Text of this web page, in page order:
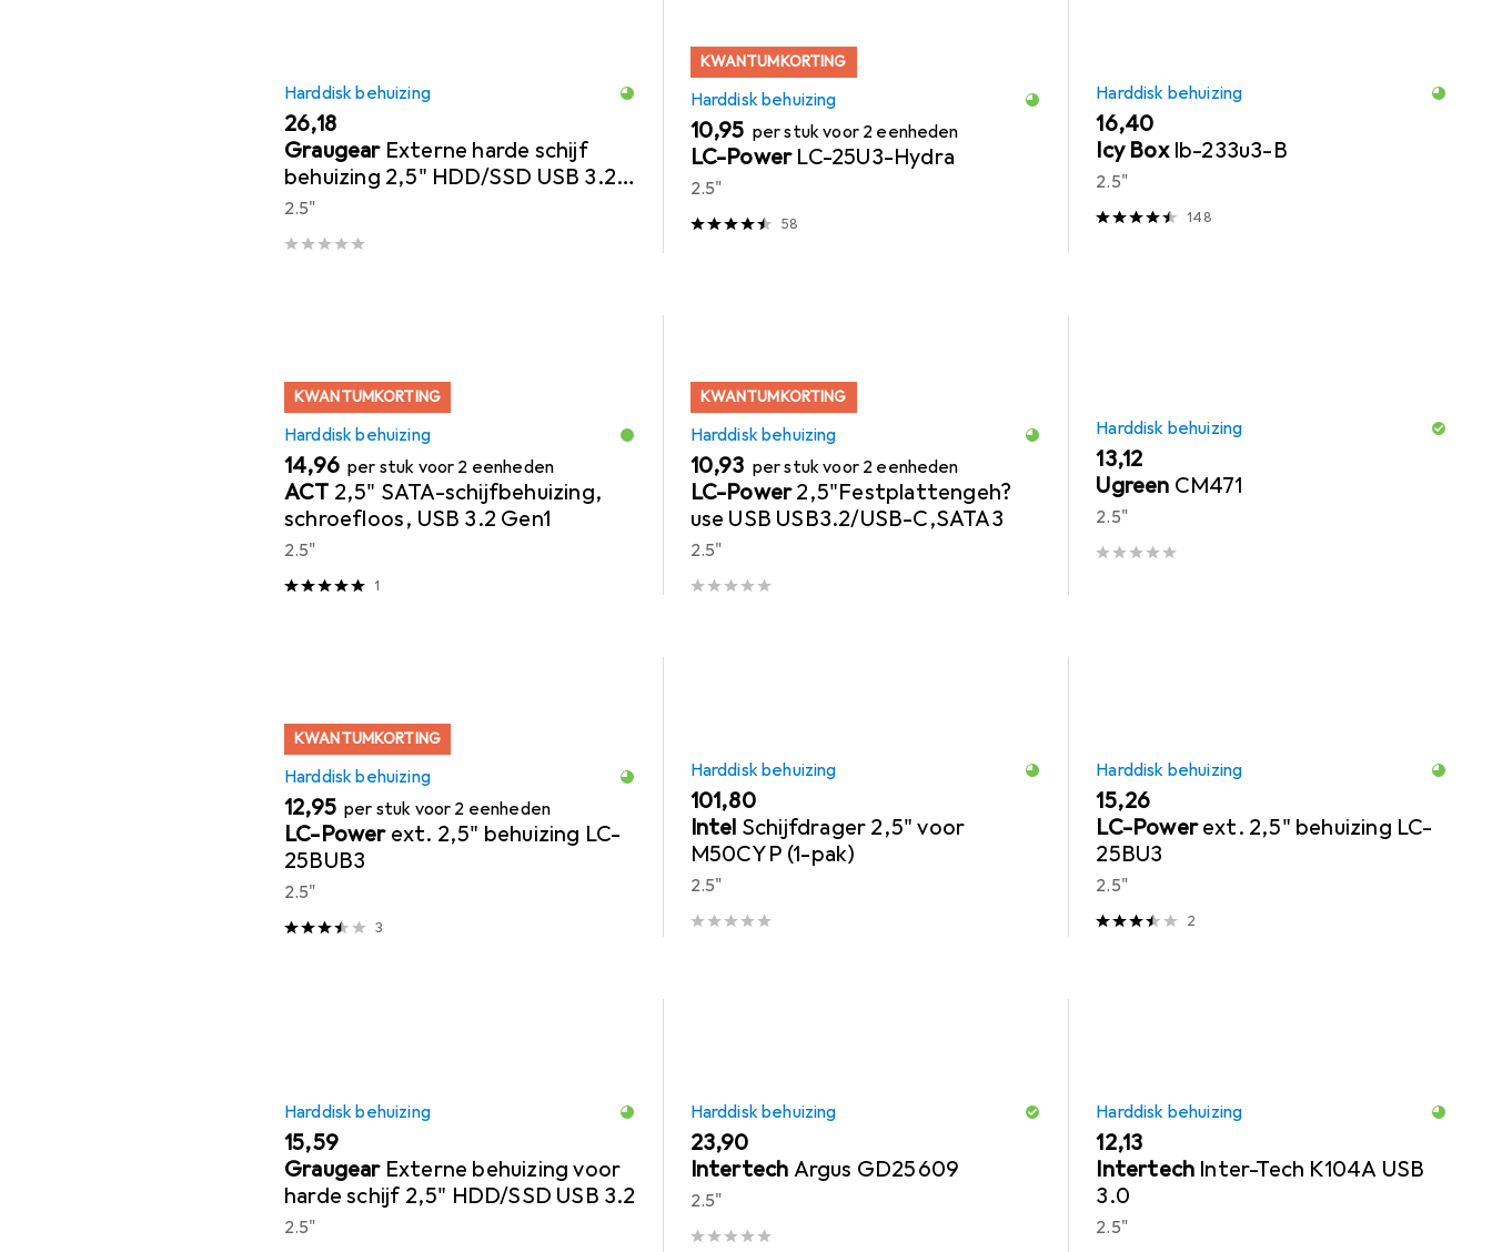
Harddisk behuizing
EUR
26,18
Graugear Externe harde schijf
behuizing 2,5" HDD/SSD USB 3.2
spat uit elkaar
2.5"
KWANTUMKORTING
Harddisk behuizing
EUR
10,95 per stuk voor 2 eenheden
LC-Power LC-25U3-Hydra
2.5"
58
Harddisk behuizing
EUR
16,40
Icy Box Ib-233u3-B
2.5"
148
KWANTUMKORTING
Harddisk behuizing
EUR
14,96 per stuk voor 2 eenheden
ACT 2,5" SATA-schijfbehuizing,
schroefloos, USB 3.2 Gen1
2.5"
1
KWANTUMKORTING
Harddisk behuizing
EUR
10,93 per stuk voor 2 eenheden
LC-Power2,5"Festplattengeh?
use USB USB3.2/USB-C,SATA3
2.5"
Harddisk behuizing
EUR
13,12
Ugreen CM471
2.5"
KWANTUMKORTING
Harddisk behuizing
EUR
12,95 per stuk voor 2 eenheden
LC-Power ext. 2,5" behuizing LC-
25BUB3
2.5"
3
Harddisk behuizing
EUR
101,80
Intel Schijfdrager 2,5" voor
M50CYP (1-pak)
2.5"
Harddisk behuizing
EUR
15,26
LC-Power ext. 2,5" behuizing LC-
25BU3
2.5"
2
Harddisk behuizing
EUR
15,59
Graugear Externe behuizing voor
harde schijf 2,5" HDD/SSD USB 3.2
2.5"
Harddisk behuizing
EUR
23,90
Intertech Argus GD25609
2.5"
Harddisk behuizing
EUR
12,13
Intertech Inter-Tech K104A USB
3.0
2.5"